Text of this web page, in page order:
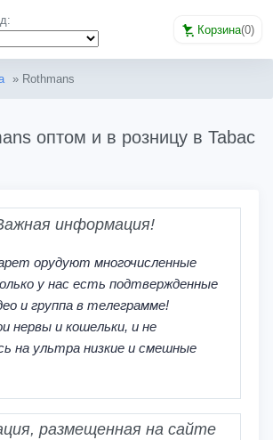
Корзина(0)
» Rothmans
оптом и в розницу в Tabac
информация!
орудуют многочисленные
у нас есть подтвержденные
и группа в телеграмме!
нервы и кошельки, и не
на ультра низкие и смешные
размещенная на сайте